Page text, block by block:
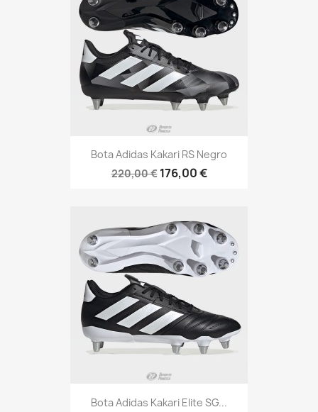
Bota Adidas Kakari RS Negro
220,00 € 176,00 €
Bota Adidas Kakari Elite SG...